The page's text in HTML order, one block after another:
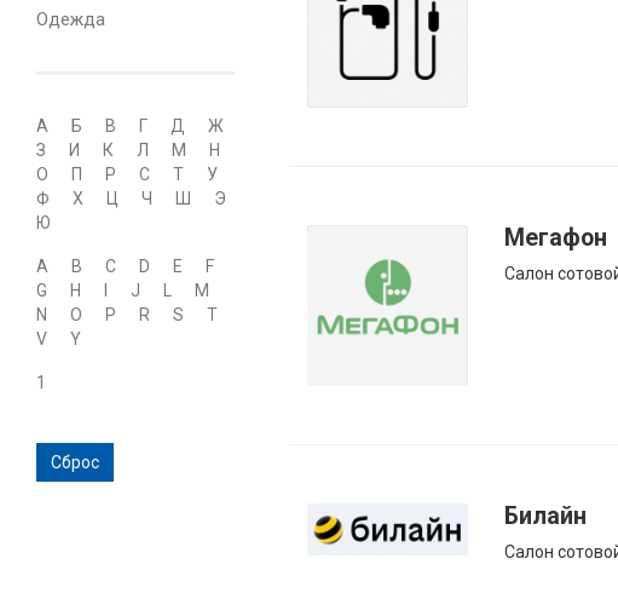
Одежда
А Б В Г Д
Ж
З
И К Л М
Н
О
П Р С Т
У
Ф
Х Ц Ч
Э
Ю
A B C D E
F
G
H J
M
N
O P R S
T
V
Y
1
Сброс
Мегафон
Салон
Билайн
Салон